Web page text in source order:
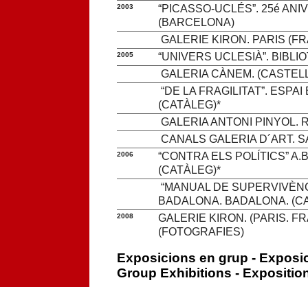
2003
“PICASSO-UCLÉS”. 25é
(BARCELONA)
GALERIE KIRON. PARIS
2005
“UNIVERS UCLESIÀ”.
GALERIA CÀNEM.
“DE LA FRAGILITAT”.
(CATÀLEG)*
GALERIA ANTONI PINYOL.
CANALS GALERIA D´ART.
2006
“CONTRA ELS POLÍTICS”
(CATÀLEG)*
“MANUAL DE
BADALONA. BADALONA.
2008
GALERIE KIRON. (PARIS.
(FOTOGRAFIES)
Exposicions en grup -
Group Exhibitions -